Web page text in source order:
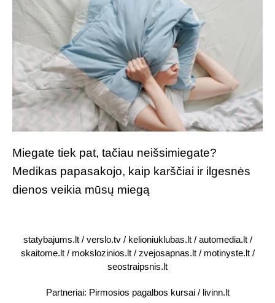
Miegate tiek pat, tačiau neišsimiegate?
Medikas papasakojo, kaip karščiai ir ilgesnės
dienos veikia mūsų miegą
statybajums.lt/ verslo.tv/ kelioniuklubas.lt/ automedia.lt/
skaitome.lt/ mokslozinios.lt/ zvejosapnas.lt/ motinyste.lt/
seostraipsnis.lt
Partneriai: Pirmosios pagalbos kursai/ livinn.lt